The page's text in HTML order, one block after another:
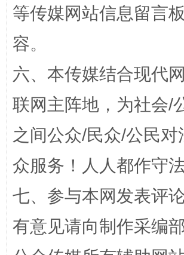
东山县通报“牛蛙产品抗生素超标问题”
等传媒网站信息留言
容。
六、本传媒结合现代
联网主阵地，为社会/
之间公众/民众/公民
众服务！人人都作守法
七、参与本网发表评
有意见请向制作采编